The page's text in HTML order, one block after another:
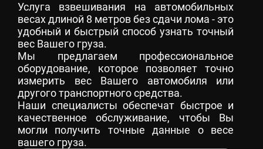
Услуга взвешивания на автомобильных
весах длиной 8 метров без сдачи лома - это
удобный и быстрый способ узнать точный
вес Вашего груза.
Мы предлагаем профессиональное
оборудование, которое позволяет точно
измерить вес Вашего автомобиля или
другого транспортного средства.
Наши специалисты обеспечат быстрое и
качественное обслуживание, чтобы Вы
могли получить точные данные о весе
вашего груза.